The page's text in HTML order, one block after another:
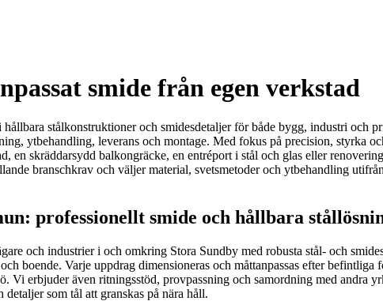
smide från egen verkstad
stålkonstruktioner och smidesdetaljer för både bygg, industri och
ytbehandling, leverans och montage. Med fokus på precision, styrka
en skräddarsydd balkongräcke, en entréport i stål och glas eller
branschkrav och väljer material, svetsmetoder och ytbehandling
professionellt smide och hållbara
och industrier i och omkring Stora Sundby med robusta stål- och
boende. Varje uppdrag dimensioneras och måttanpassas efter
Vi erbjuder även ritningsstöd, provpassning och samordning med andra
som tål att granskas på nära håll.